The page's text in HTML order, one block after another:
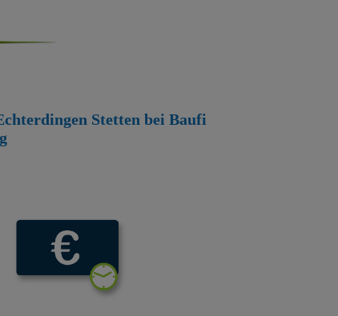
Stetten bei Baufi